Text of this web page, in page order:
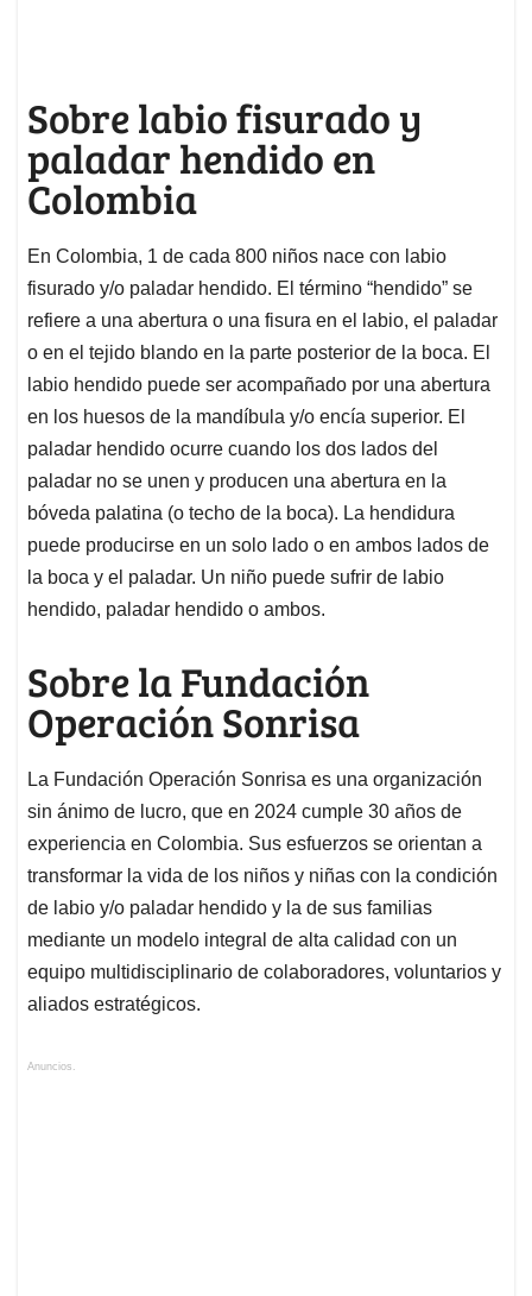
Sobre labio fisurado y
paladar hendido en
Colombia
En Colombia, 1 de cada 800 niños nace con labio
fisurado y/o paladar hendido. El término “hendido” se
refiere a una abertura o una fisura en el labio, el paladar
o en el tejido blando en la parte posterior de la boca. El
labio hendido puede ser acompañado por una abertura
en los huesos de la mandíbula y/o encía superior. El
paladar hendido ocurre cuando los dos lados del
paladar no se unen y producen una abertura en la
bóveda palatina (o techo de la boca). La hendidura
puede producirse en un solo lado o en ambos lados de
la boca y el paladar. Un niño puede sufrir de labio
hendido, paladar hendido o ambos.
Sobre la Fundación
Operación Sonrisa
La Fundación Operación Sonrisa es una organización
sin ánimo de lucro, que en 2024 cumple 30 años de
experiencia en Colombia. Sus esfuerzos se orientan a
transformar la vida de los niños y niñas con la condición
de labio y/o paladar hendido y la de sus familias
mediante un modelo integral de alta calidad con un
equipo multidisciplinario de colaboradores, voluntarios y
aliados estratégicos.
Anuncios.